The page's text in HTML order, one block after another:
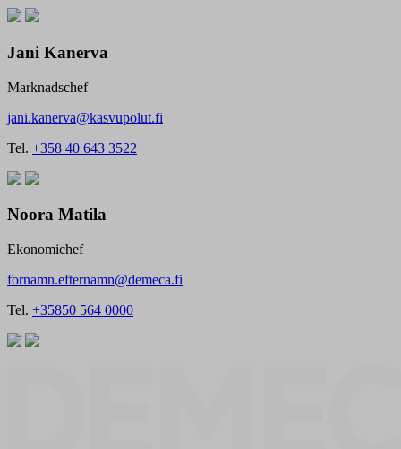
Jani Kanerva
Marknadschef
jani.kanerva@kasvupolut.fi
Tel. +358 40 643 3522
Noora Matila
Ekonomichef
fornamn.efternamn@demeca.fi
Tel. +35850 564 0000